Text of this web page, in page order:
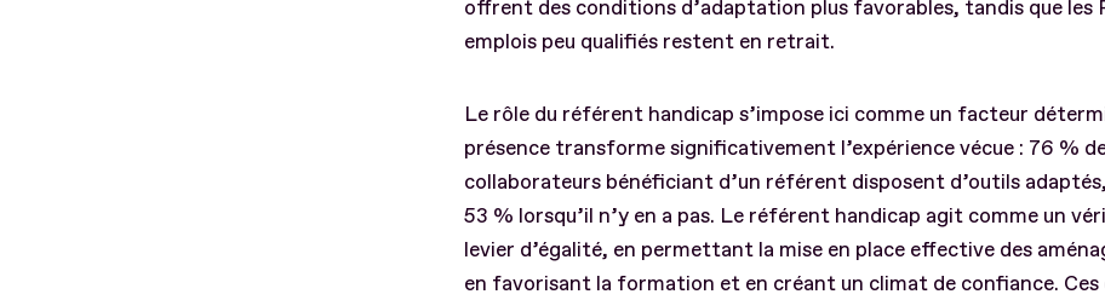
offrent des conditions d’adaptation plus favorables, tandis que les
emplois peu qualifiés restent en retrait.
Le rôle du référent handicap s’impose ici comme un facteur
présence transforme significativement l’expérience vécue : 76 %
collaborateurs bénéficiant d’un référent disposent d’outils
53 % lorsqu’il n’y en a pas. Le référent handicap agit comme un
levier d’égalité, en permettant la mise en place effective des
en favorisant la formation et en créant un climat de confiance.